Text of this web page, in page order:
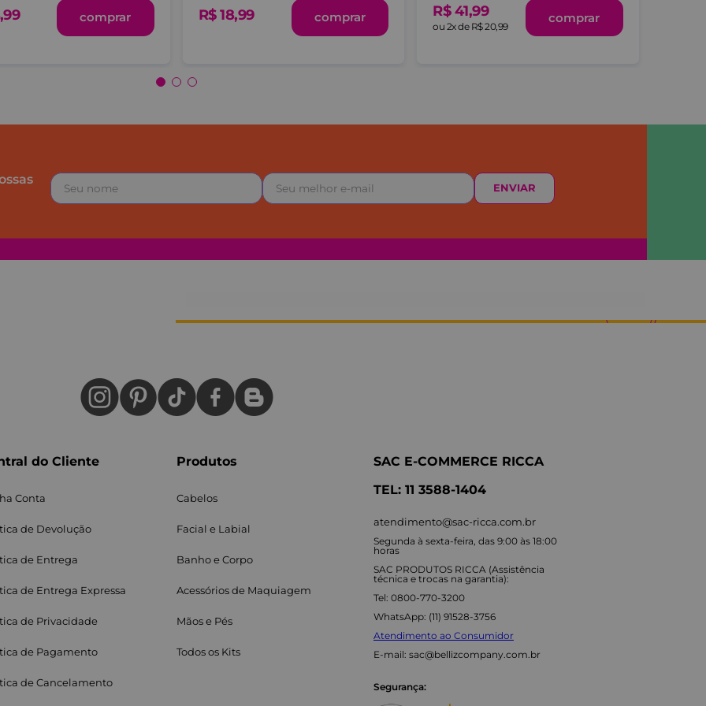
,99 comprar R$ 18,99 comprar R$ 41,99
ou 2x de R$20,99
comprar
ENVIAR
do Cliente
Conta
de Devolução
de Entrega
de Entrega Expressa
de Privacidade
de Pagamento
de Cancelamento
Produtos
Cabelos
Facial e Labial
Banho e Corpo
Acessórios de Maquiagem
Mãos e Pés
Todos os Kits
SAC E-COMMERCE RICCA
TEL: 11 3588-1404
atendimento@sac-ricca.com.br
Segunda à sexta-feira, das 9:00 às 18:00
horas
SAC PRODUTOS RICCA (Assistência
técnica e trocas na garantia):
Tel: 0800-770-3200
WhatsApp: (11) 91528-3756
Atendimento ao Consumidor
E-mail: sac@bellizcompany.com.br
Segurança: